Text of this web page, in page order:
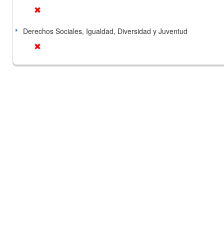
Derechos Sociales, Igualdad, Diversidad y Juventud